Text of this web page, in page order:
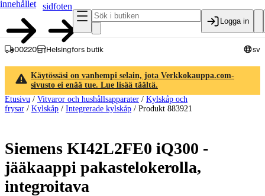
innehållet
sidfoten
Logga in
00220 Helsingfors butik sv
Käytössäsi on vanhempi selain, jota Verkkokauppa.com-
sivusto ei enää tue. Lue lisää täältä.
Etusivu / Vitvaror och hushållsapparater / Kylskåp och
frysar / Kylskåp / Integrerade kylskåp / Produkt 883921
Siemens KI42L2FE0 iQ300 -
jääkaappi pakastelokerolla,
integroitava